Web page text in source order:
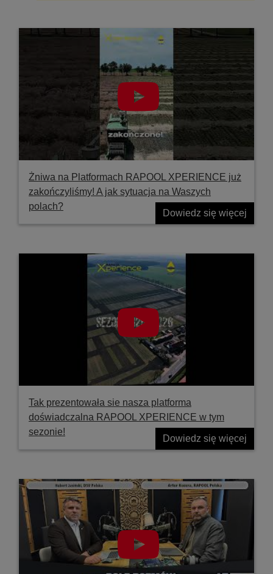
Żniwa na Platformach RAPOOL XPERIENCE już
zakończyliśmy! A jak sytuacja na Waszych
polach?
Dowiedz się więcej
Tak prezentowała sie nasza platforma
doświadczalna RAPOOL XPERIENCE w tym
sezonie!
Dowiedz się więcej